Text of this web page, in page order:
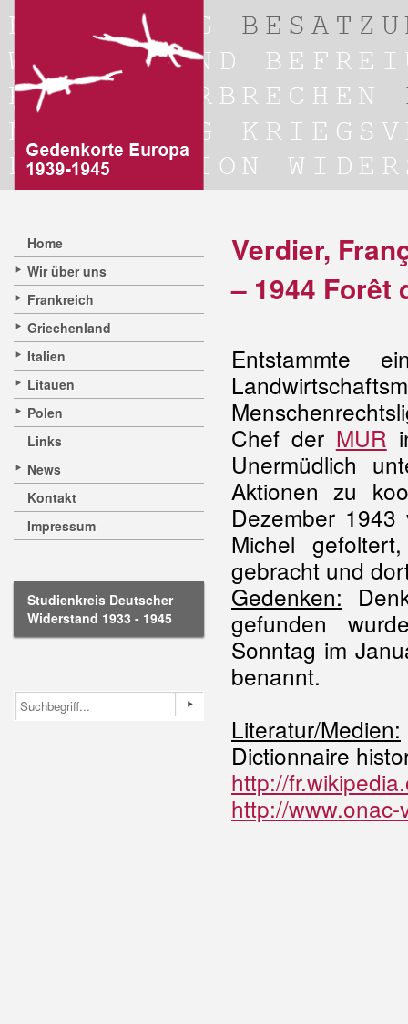
Home
Wir über uns
Frankreich
Griechenland
Italien
Litauen
Polen
Links
News
Kontakt
Impressum
Studienkreis Deutscher
Widerstand 1933 - 1945
Verdier,
– 1944 Forêt
Entstammte
Chef der MUR
Unermüdlich
Aktionen zu
Dezember
Michel
gebracht und
Gedenken:
gefunden
Sonntag im
benannt.
Literatur/Medien:
Dictionnaire
http://
http://